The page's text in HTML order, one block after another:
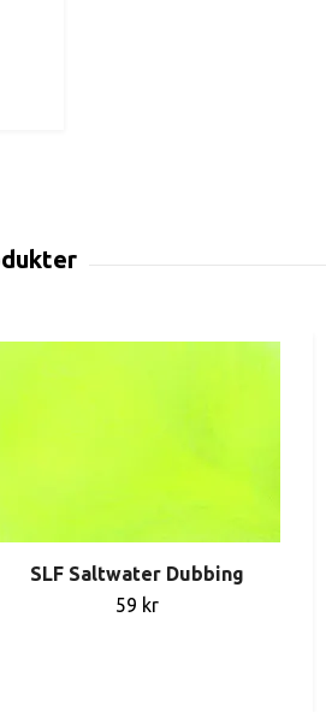
SLF Saltwater Dubbing
59 kr